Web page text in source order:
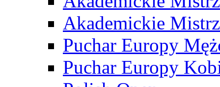
Akademickie
Puchar Europy
Puchar Europy